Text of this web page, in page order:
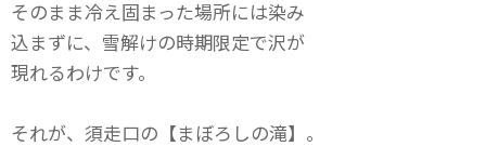
そのまま冷え固まった場所には染み
込まずに、雪解けの時期限定で沢が
現れるわけです。
それが、須走口の【まぼろしの滝】。